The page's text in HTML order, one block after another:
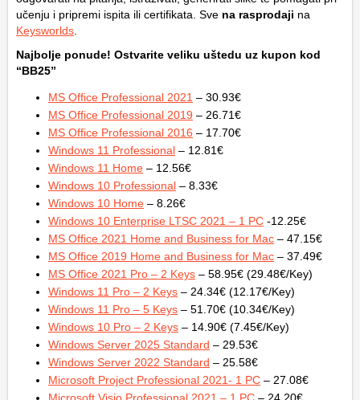
učenju i pripremi ispita ili certifikata. Sve na rasprodaji na
Keysworlds
Najbolje ponude! Ostvarite veliku uštedu uz kupon kod
“BB25”
MS Office Professional 2021 – 30.93€
MS Office Professional 2019 – 26.71€
MS Office Professional 2016 – 17.70€
Windows 11 Professional – 12.81€
Windows 11 Home – 12.56€
Windows 10 Professional – 8.33€
Windows 10 Home – 8.26€
Windows 10 Enterprise LTSC 2021 – 1 PC -12.25€
MS Office 2021 Home and Business for Mac – 47.15€
MS Office 2019 Home and Business for Mac – 37.49€
MS Office 2021 Pro – 2 Keys – 58.95€ (29.48€/Key)
Windows 11 Pro – 2 Keys – 24.34€ (12.17€/Key)
Windows 11 Pro – 5 Keys – 51.70€ (10.34€/Key)
Windows 10 Pro – 2 Keys – 14.90€ (7.45€/Key)
Windows Server 2025 Standard – 29.53€
Windows Server 2022 Standard – 25.58€
Microsoft Project Professional 2021- 1 PC – 27.08€